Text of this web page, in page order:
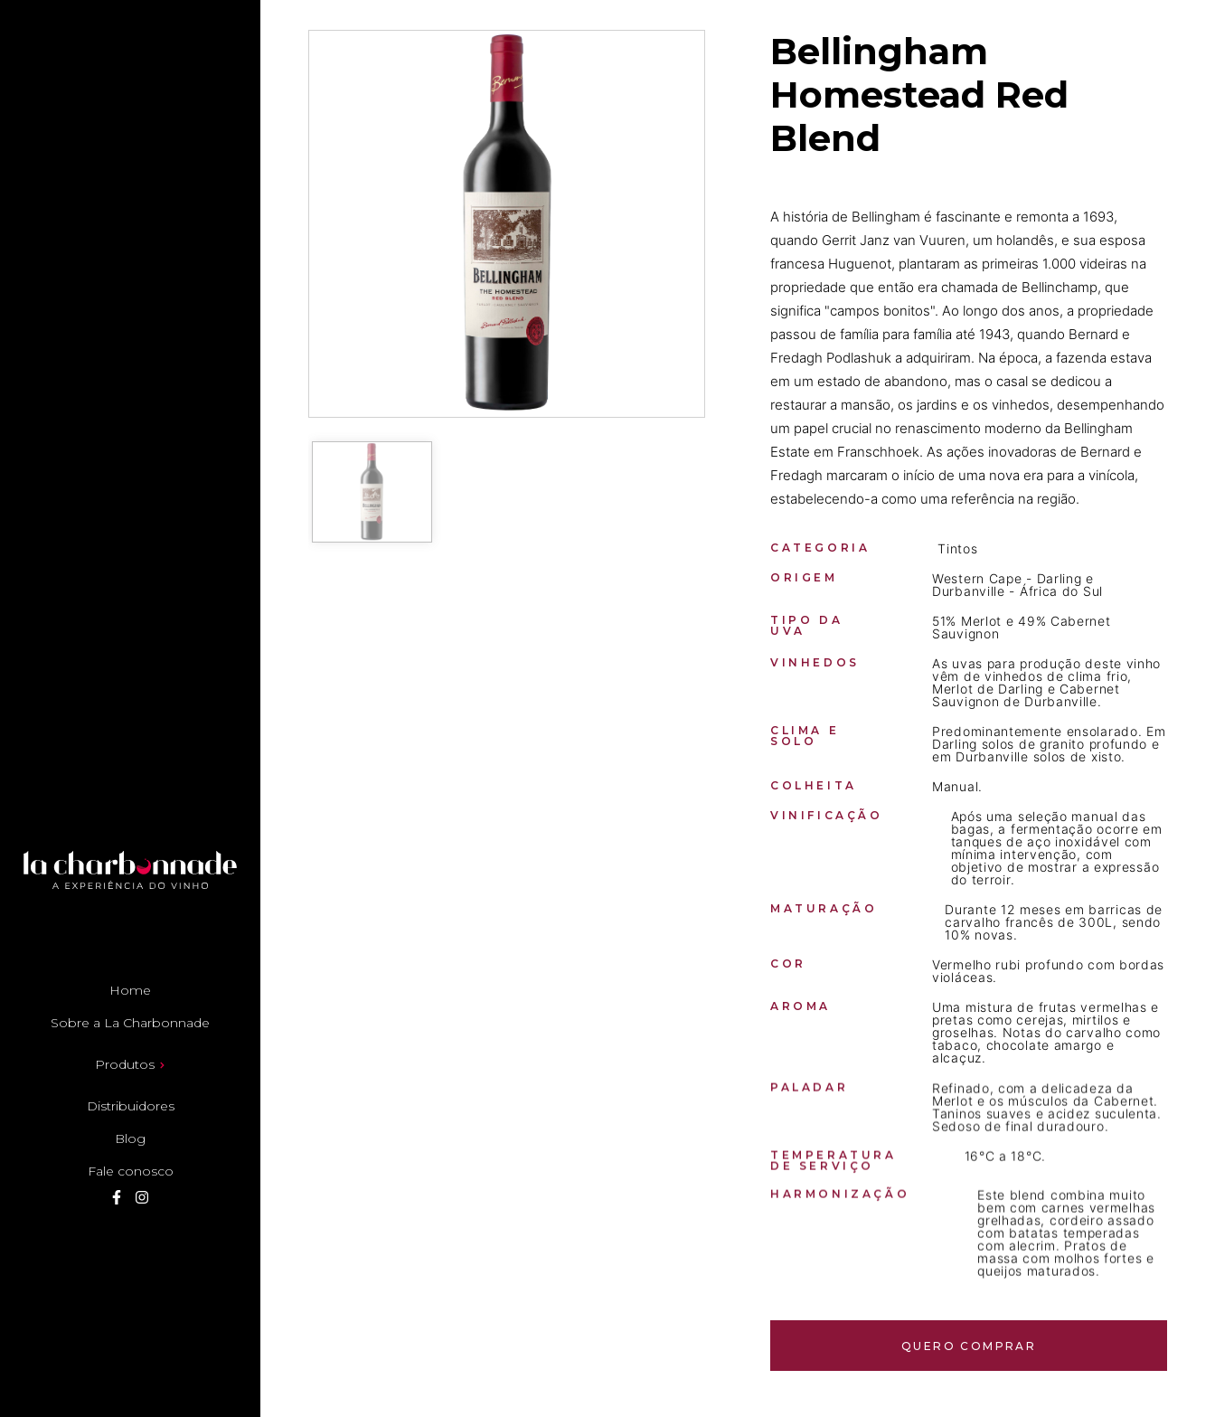
Home
Sobre a La Charbonnade
Produtos
Distribuidores
Blog
Fale conosco
Bellingham
Homestead Red
Blend
A história de Bellingham é fascinante e remonta a 1693,
quando Gerrit Janz van Vuuren, um holandês, e sua esposa
francesa Huguenot, plantaram as primeiras 1.000 videiras na
propriedade que então era chamada de Bellinchamp, que
significa "campos bonitos". Ao longo dos anos, a propriedade
passou de família para família até 1943, quando Bernard e
Fredagh Podlashuk a adquiriram. Na época, a fazenda estava
em um estado de abandono, mas o casal se dedicou a
restaurar a mansão, os jardins e os vinhedos, desempenhando
um papel crucial no renascimento moderno da Bellingham
Estate em Franschhoek. As ações inovadoras de Bernard e
Fredagh marcaram o início de uma nova era para a vinícola,
estabelecendo-a como uma referência na região.
CATEGORIA Tintos
ORIGEM
Western Cape - Darling e
Durbanville - África do Sul
TIPO DA
UVA
51% Merlot e 49% Cabernet
Sauvignon
VINHEDOS
As uvas para produção deste vinho
vêm de vinhedos de clima frio,
Merlot de Darling e Cabernet
Sauvignon de Durbanville.
CLIMA E
SOLO
Predominantemente ensolarado. Em
Darling solos de granito profundo e
em Durbanville solos de xisto.
COLHEITA Manual.
VINIFICAÇÃO
Após uma seleção manual das
bagas, a fermentação ocorre em
tanques de aço inoxidável com
mínima intervenção, com
objetivo de mostrar a expressão
do terroir.
MATURAÇÃO
Durante 12 meses em barricas de
carvalho francês de 300L, sendo
10% novas.
COR
Vermelho rubi profundo com bordas
violáceas.
AROMA
Uma mistura de frutas vermelhas e
pretas como cerejas, mirtilos e
groselhas. Notas do carvalho como
tabaco, chocolate amargo e
alcaçuz.
PALADAR
Refinado, com a delicadeza da
Merlot e os músculos da Cabernet.
Taninos suaves e acidez suculenta.
Sedoso de final duradouro.
TEMPERATURA
DE SERVIÇO
16°C a 18°C.
HARMONIZAÇÃO
Este blend combina muito
bem com carnes vermelhas
grelhadas, cordeiro assado
com batatas temperadas
com alecrim. Pratos de
massa com molhos fortes e
queijos maturados.
QUERO COMPRAR